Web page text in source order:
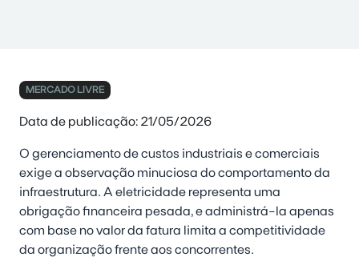
MERCADO LIVRE
Data de publicação: 21/05/2026
O gerenciamento de custos industriais e comerciais
exige a observação minuciosa do comportamento da
infraestrutura. A eletricidade representa uma
obrigação financeira pesada, e administrá-la apenas
com base no valor da fatura limita a competitividade
da organização frente aos concorrentes.